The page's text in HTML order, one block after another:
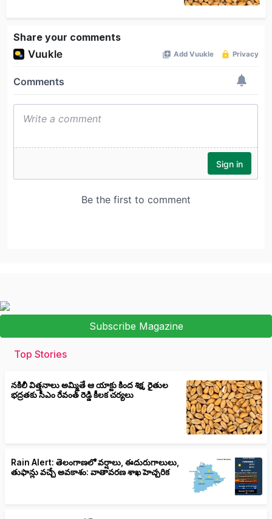
Share your comments
Subscribe Magazine
Top Stories
నకిలీ విత్తనాలు అమ్మితే ఆ యాక్టు కింద శిక్ష, రైతుల
భద్రతకు సీఎం రేవంత్ రెడ్డి కీలక చర్యలు
Rain Alert: తెలంగాణలో వర్షాలు, ఈదురుగాలులు,
తుఫాన్లు వచ్చే అవకాశం: వాతావరణ శాఖ హెచ్చరిక